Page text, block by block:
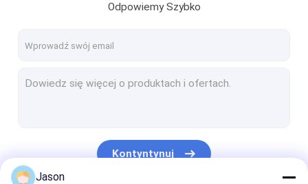
Pokaz VR
Odpowiemy Szybko
Kontyntynuj
Jason